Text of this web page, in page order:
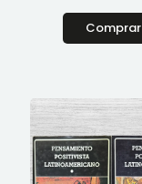
Comprar